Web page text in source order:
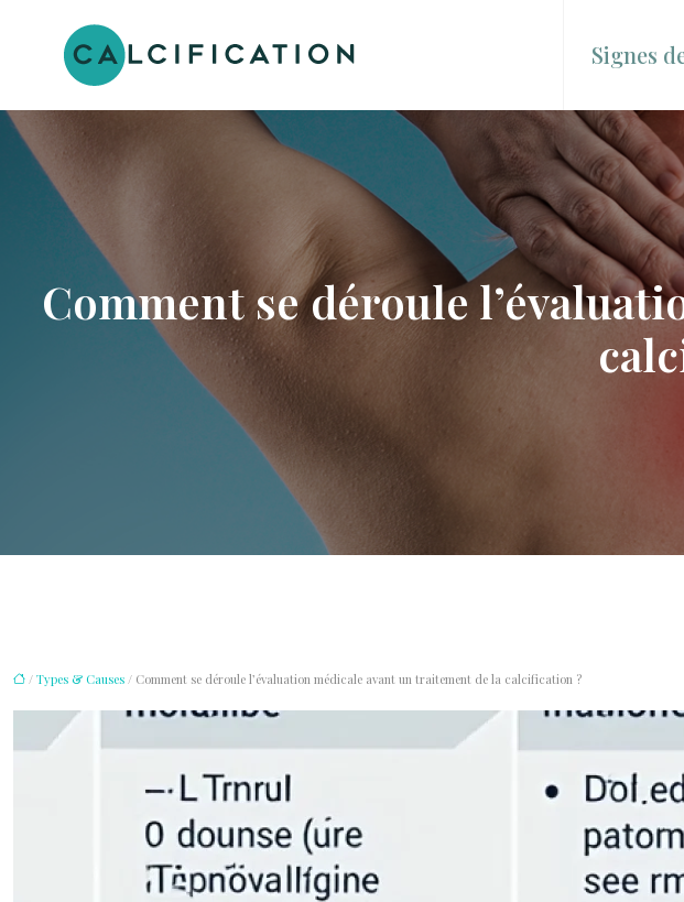
Signes
Comment se déroule
/ Types & Causes / Comment se déroule l’évaluation médicale avant un traitement de la calcification ?